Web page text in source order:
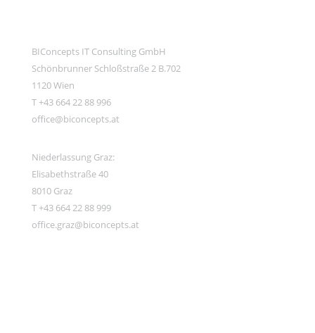
BIConcepts IT Consulting GmbH
Schönbrunner Schloßstraße 2 B.702
1120 Wien
T +43 664 22 88 996
office@biconcepts.at
Niederlassung Graz:
Elisabethstraße 40
8010 Graz
T +43 664 22 88 999
office.graz@biconcepts.at